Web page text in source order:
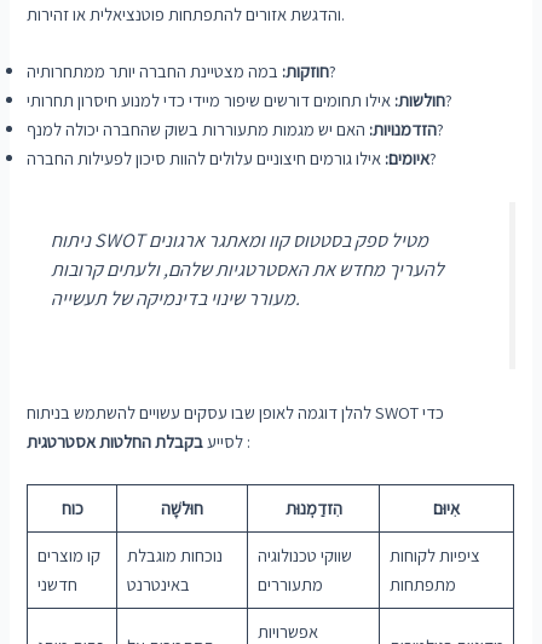
והדגשת אזורים להתפתחות פוטנציאלית או זהירות.
חוזקות:במה מצטיינת החברה יותר ממתחרותיה?
חולשות:אילו תחומים דורשים שיפור מיידי כדי למנוע חיסרון תחרותי?
הזדמנויות:האם יש מגמות מתעוררות בשוק שהחברה יכולה למנף?
איומים:אילו גורמים חיצוניים עלולים להוות סיכון לפעילות החברה?
ניתוח SWOT מטיל ספק בסטטוס קוו ומאתגר ארגונים
להעריך מחדש את האסטרטגיות שלהם, ולעתים קרובות
מעורר שינוי בדינמיקה של תעשייה.
להלן דוגמה לאופן שבו עסקים עשויים להשתמש בניתוח SWOT כדי
לסייע בקבלת החלטות אסטרטגית :
כוח חוּלשָׁה הִזדַמְנוּת אִיוּם
קו מוצרים
חדשני
נוכחות מוגבלת
באינטרנט
שווקי טכנולוגיה
מתעוררים
ציפיות לקוחות
מתפתחות
אפשרויות